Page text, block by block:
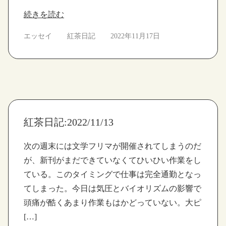
続きを読む
エッセイ 紅茶日記 2022年11月17日
紅茶日記:2022/11/13
次の週末には文学フリマが開催されてしまうのだ
が、新刊がまだできていなくてひいひい作業をし
ている。このタイミングで仕事は完全通勤となっ
てしまった。今日は気圧とバイオリズムの影響で
頭痛が酷くあまり作業もはかどっていない。大ピ
[…]